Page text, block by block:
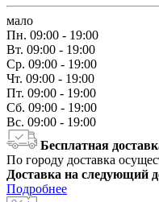
мало
Пн. 09:00 - 19:00
Вт. 09:00 - 19:00
Ср. 09:00 - 19:00
Чт. 09:00 - 19:00
Пт. 09:00 - 19:00
Сб. 09:00 - 19:00
Вс. 09:00 - 19:00
Бесплатная
По городу доставка
Доставка на следующий
Подробнее